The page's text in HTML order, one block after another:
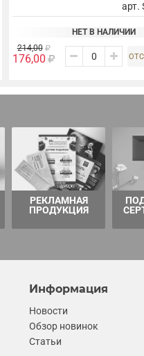
арт.
НЕТ В НАЛИЧИИ
214,00
176,00
РЕКЛАМНАЯ
ПРОДУКЦИЯ
Информация
Новости
Обзор новинок
Статьи